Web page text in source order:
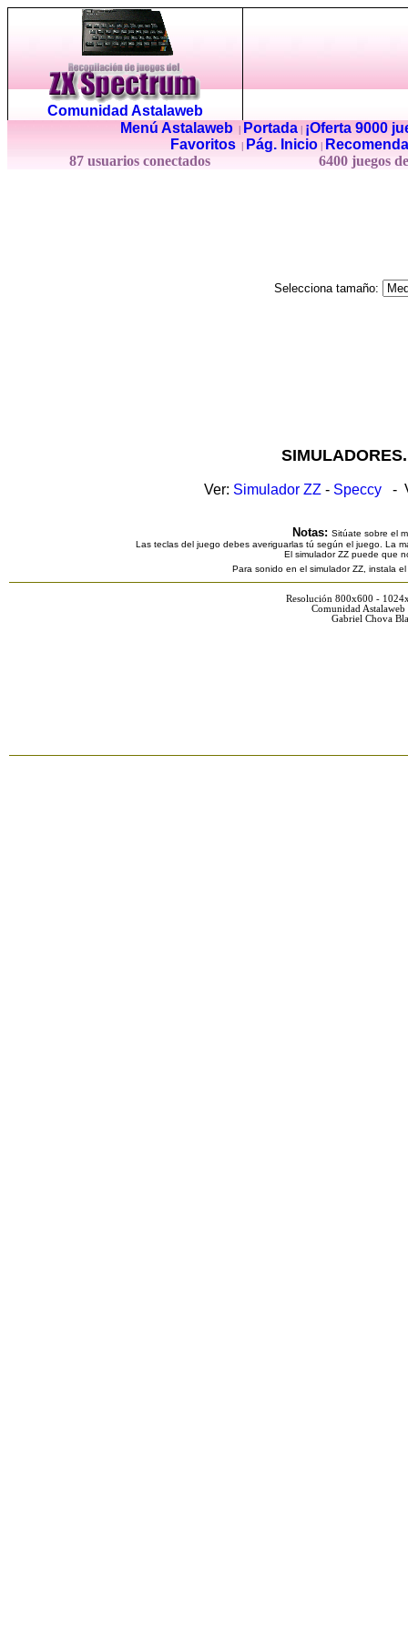
Comunidad Astalaweb
Menú Astalaweb| Portada|
¡Oferta 9000
Favoritos
Pág. Inicio
87 usuarios conectados
6400 juegos
Selecciona tamaño:
Ver: Simulador ZZ - Speccy -
Notas: Sitúate sobre el
Las teclas del juego debes averiguarlas tú según el juego. La
El simulador ZZ puede que
Para sonido en el simulador ZZ, instala
Resolución 800x600 -
Comunidad
Gabriel Chova